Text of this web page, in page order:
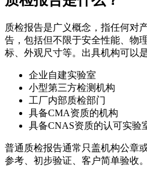
质检报告是广义概念，指任何对
告，包括但不限于安全性能、物
标、外观尺寸等。出具机构可以是
企业自建实验室
小型第三方检测机构
工厂内部质检部门
具备CMA资质的机构
具备CNAS资质的认可实验
普通质检报告通常只盖机构公章
参考、初步验证、客户简单验收。